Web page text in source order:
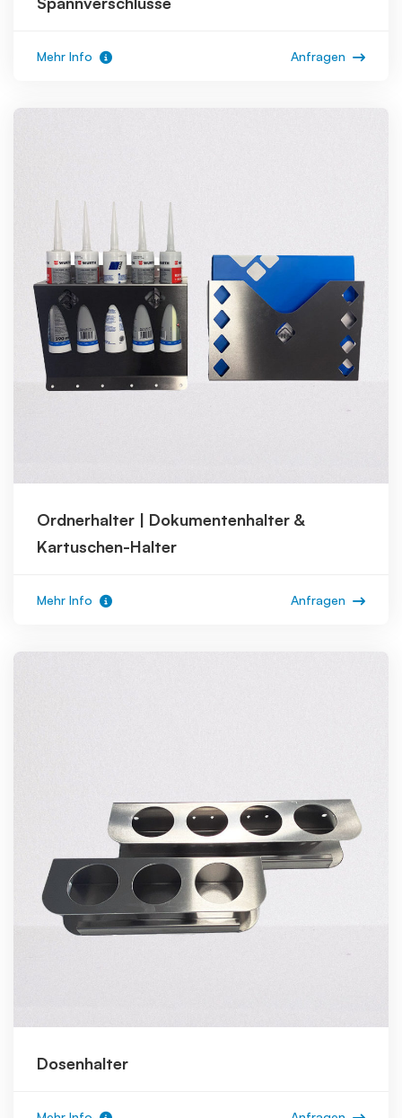
Mehr Info Anfragen
Ordnerhalter | Dokumentenhalter &
Kartuschen-Halter
Mehr Info Anfragen
Dosenhalter